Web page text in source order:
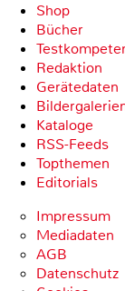
Shop
Bücher
Redaktion
Gerätedaten
Kataloge
RSS-Feeds
Topthemen
Editorials
Impressum
Mediadaten
AGB
Datenschutz